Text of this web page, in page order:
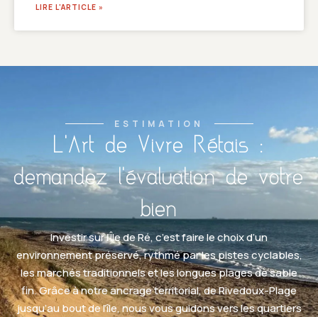
LIRE L'ARTICLE »
ESTIMATION
L'Art de Vivre Rétais :
demandez l'évaluation de votre
bien
Investir sur l’Île de Ré, c’est faire le choix d’un
environnement préservé, rythmé par les pistes cyclables,
les marchés traditionnels et les longues plages de sable
fin. Grâce à notre ancrage territorial, de Rivedoux-Plage
jusqu’au bout de l’île, nous vous guidons vers les quartiers